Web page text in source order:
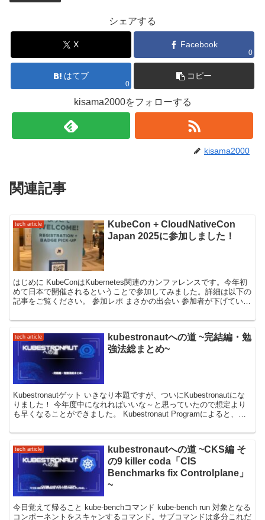
シェアする
X Facebook
0
はてブ
0
コピー
kisama2000をフォローする
kisama2000
関連記事
tech article
KubeCon + CloudNativeCon
Japan 2025に参加しました！
はじめに KubeConはKubernetes関連のカンファレンスです。今年初
めて日本で開催されるということで参加してみました。詳細は以下の
記事をご覧ください。 参加レポ まさかの出会い 参加者が下げている
tech article
kubestronautへの道 ~完結編・勉
強法総まとめ~
Kubestronautゲット いきなり本題ですが、ついにKubestronautにな
りました！ 今年度中になれればいいな～と思っていたので想定より
も早くなることができました。 Kubestronaut Programによると、現
tech article
kubestronautへの道 ~CKS編 そ
の9 killer coda「CIS
Benchmarks fix Controlplane」
~
今日覚えて帰ること kube-benchコマンド kube-bench run 対象となる
コンポーネントをスキャンするコマンド。サブコマンドは多分これだ